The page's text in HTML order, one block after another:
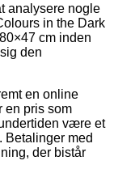
analysere nogle
in the Dark
cm inden
den
en online
en pris som
være et
Betalinger med
der bistår